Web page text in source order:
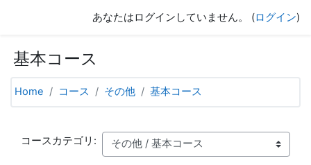
あなたはログインしていません。 (ログイン)
基本コース
Home コース その他 基本コース
コースカテゴリ: